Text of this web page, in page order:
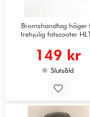
Bromshandtag höger
trehjulig fatscooter
149 kr
Slutsåld